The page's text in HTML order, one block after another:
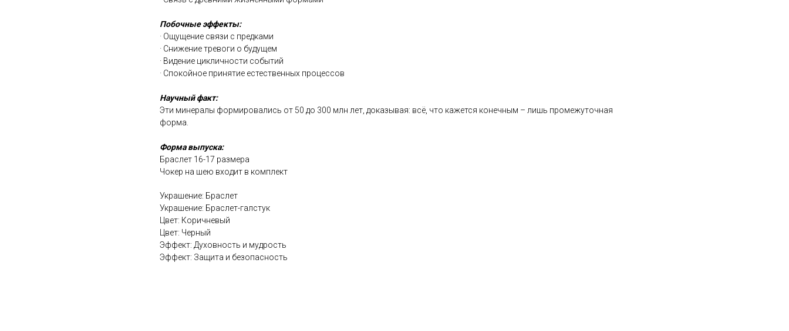
Побочные эффекты:
· Ощущение связи с предками
· Снижение тревоги о будущем
· Видение цикличности событий
· Спокойное принятие естественных процессов
Научный факт:
Эти минералы формировались от 50 до 300 млн лет, доказывая: всё, что кажется конечным – лишь промежуточная
форма.
Форма выпуска:
Браслет 16-17 размера
Чокер на шею входит в комплект
Украшение: Браслет
Украшение: Браслет-галстук
Цвет: Коричневый
Цвет: Черный
Эффект: Духовность и мудрость
Эффект: Защита и безопасность